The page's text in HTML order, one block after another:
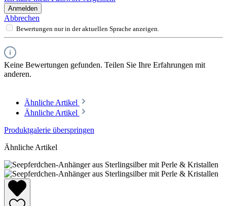
Anmelden
Abbrechen
Bewertungen nur in der aktuellen Sprache anzeigen.
Keine Bewertungen gefunden. Teilen Sie Ihre Erfahrungen mit
anderen.
Ähnliche Artikel
Ähnliche Artikel
Produktgalerie überspringen
Ähnliche Artikel